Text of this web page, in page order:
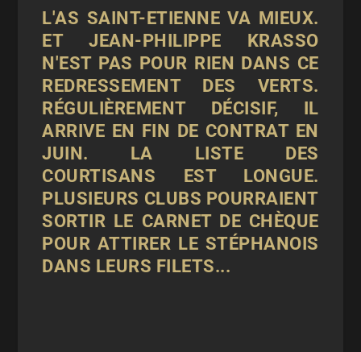
L'AS SAINT-ETIENNE VA MIEUX.
ET JEAN-PHILIPPE KRASSO
N'EST PAS POUR RIEN DANS CE
REDRESSEMENT DES VERTS.
RÉGULIÈREMENT DÉCISIF, IL
ARRIVE EN FIN DE CONTRAT EN
JUIN. LA LISTE DES
COURTISANS EST LONGUE.
PLUSIEURS CLUBS POURRAIENT
SORTIR LE CARNET DE CHÈQUE
POUR ATTIRER LE STÉPHANOIS
DANS LEURS FILETS...